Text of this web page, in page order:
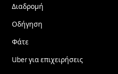
Διαδρομή
Οδήγηση
Φάτε
Uber για επιχειρήσεις